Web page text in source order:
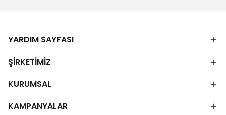
YARDIM SAYFASI
ŞİRKETİMİZ
KURUMSAL
KAMPANYALAR